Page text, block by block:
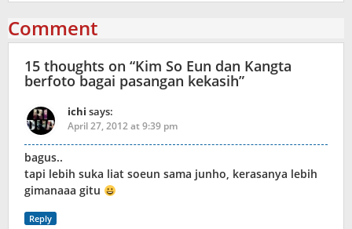
Comment
15 thoughts on “Kim So Eun dan Kangta
berfoto bagai pasangan kekasih”
ichi says:
April 27, 2012 at 9:39 pm
bagus..
tapi lebih suka liat soeun sama junho, kerasanya lebih
gimanaaa gitu
Reply